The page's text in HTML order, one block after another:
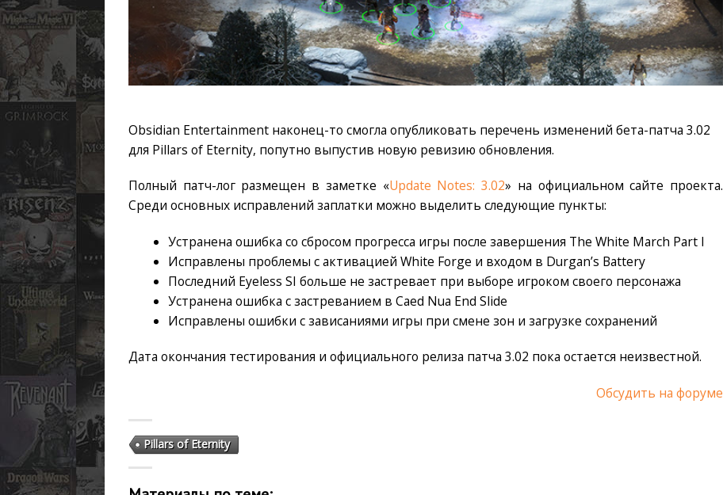
Obsidian Entertainment наконец-то смогла опубликовать перечень изменений бета-патча 3.02
для Pillars of Eternity, попутно выпустив новую ревизию обновления.
Полный патч-лог размещен в заметке «Update Notes: 3.02» на официальном сайте проекта.
Среди основных исправлений заплатки можно выделить следующие пункты:
Устранена ошибка со сбросом прогресса игры после завершения The White March Part I
Исправлены проблемы с активацией White Forge и входом в Durgan’s Battery
Последний Eyeless SI больше не застревает при выборе игроком своего персонажа
Устранена ошибка с застреванием в Caed Nua End Slide
Исправлены ошибки с зависаниями игры при смене зон и загрузке сохранений
Дата окончания тестирования и официального релиза патча 3.02 пока остается неизвестной.
Обсудить на форуме
Pillars of Eternity